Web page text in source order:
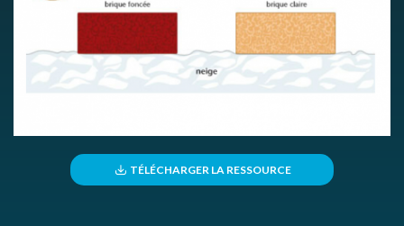
TÉLÉCHARGER LA RESSOURCE